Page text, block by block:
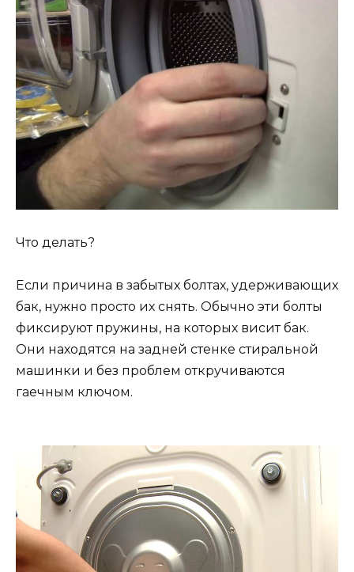
Что делать?
Если причина в забытых болтах, удерживающих
бак, нужно просто их снять. Обычно эти болты
фиксируют пружины, на которых висит бак.
Они находятся на задней стенке стиральной
машинки и без проблем откручиваются
гаечным ключом.